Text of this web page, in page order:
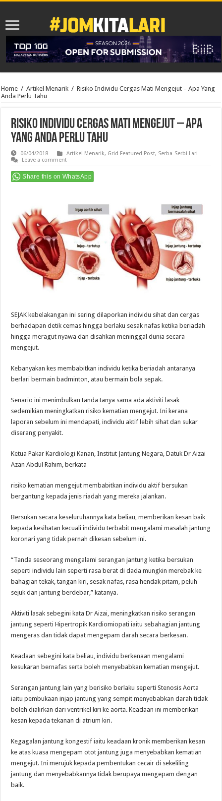
Home / Artikel Menarik / Risiko Individu Cergas Mati Mengejut – Apa Yang
Anda Perlu Tahu
Risiko Individu Cergas Mati Mengejut – Apa
Yang Anda Perlu Tahu
06/04/2018 Artikel Menarik, Grid Featured Post, Serba-Serbi Lari
Leave a comment
Share this on WhatsApp
SEJAK kebelakangan ini sering dilaporkan individu sihat dan cergas
berhadapan detik cemas hingga berlaku sesak nafas ketika beriadah
hingga meragut nyawa dan disahkan meninggal dunia secara
mengejut.
Kebanyakan kes membabitkan individu ketika beriadah antaranya
berlari bermain badminton, atau bermain bola sepak.
Senario ini menimbulkan tanda tanya sama ada aktiviti lasak
sedemikian meningkatkan risiko kematian mengejut. Ini kerana
laporan sebelum ini mendapati, individu aktif lebih sihat dan sukar
diserang penyakit.
Ketua Pakar Kardiologi Kanan, Institut Jantung Negara, Datuk Dr Aizai
Azan Abdul Rahim, berkata
risiko kematian mengejut membabitkan individu aktif bersukan
bergantung kepada jenis riadah yang mereka jalankan.
Bersukan secara keseluruhannya kata beliau, memberikan kesan baik
kepada kesihatan kecuali individu terbabit mengalami masalah jantung
koronari yang tidak pernah dikesan sebelum ini.
“Tanda seseorang mengalami serangan jantung ketika bersukan
seperti individu lain seperti rasa berat di dada mungkin merebak ke
bahagian tekak, tangan kiri, sesak nafas, rasa hendak pitam, peluh
sejuk dan jantung berdebar,” katanya.
Aktiviti lasak sebegini kata Dr Aizai, meningkatkan risiko serangan
jantung seperti Hipertropik Kardiomiopati iaitu sebahagian jantung
mengeras dan tidak dapat mengepam darah secara berkesan.
Keadaan sebegini kata beliau, individu berkenaan mengalami
kesukaran bernafas serta boleh menyebabkan kematian mengejut.
Serangan jantung lain yang berisiko berlaku seperti Stenosis Aorta
iaitu pembukaan injap jantung yang sempit menyebabkan darah tidak
boleh dialirkan dari ventrikel kiri ke aorta. Keadaan ini memberikan
kesan kepada tekanan di atrium kiri.
Kegagalan jantung kongestif iaitu keadaan kronik memberikan kesan
ke atas kuasa mengepam otot jantung juga menyebabkan kematian
mengejut. Ini merujuk kepada pembentukan cecair di sekeliling
jantung dan menyebabkannya tidak berupaya mengepam dengan
baik.